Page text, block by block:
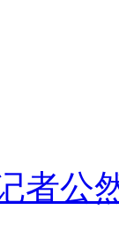
野鹿惊撞轿车
多人 警民合力深
者公